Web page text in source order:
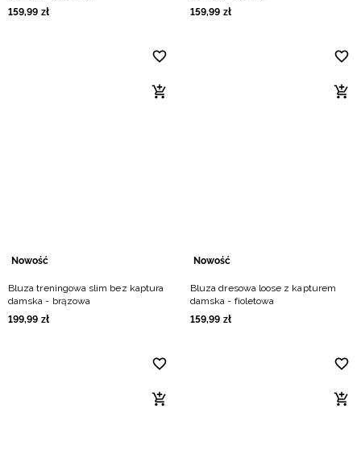
159,99 zł
159,99 zł
Nowość
Bluza treningowa slim bez kaptura
damska - brązowa
199,99 zł
Nowość
Bluza dresowa loose z kapturem
damska - fioletowa
159,99 zł